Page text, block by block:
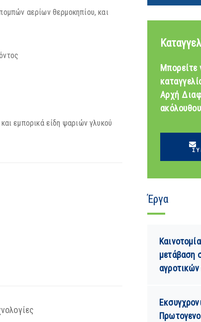
αερίων θερμοκηπίου, και
εμπορικά είδη ψαριών γλυκού
Μπορείτε
Αρχή
Έργα
μετάβαση